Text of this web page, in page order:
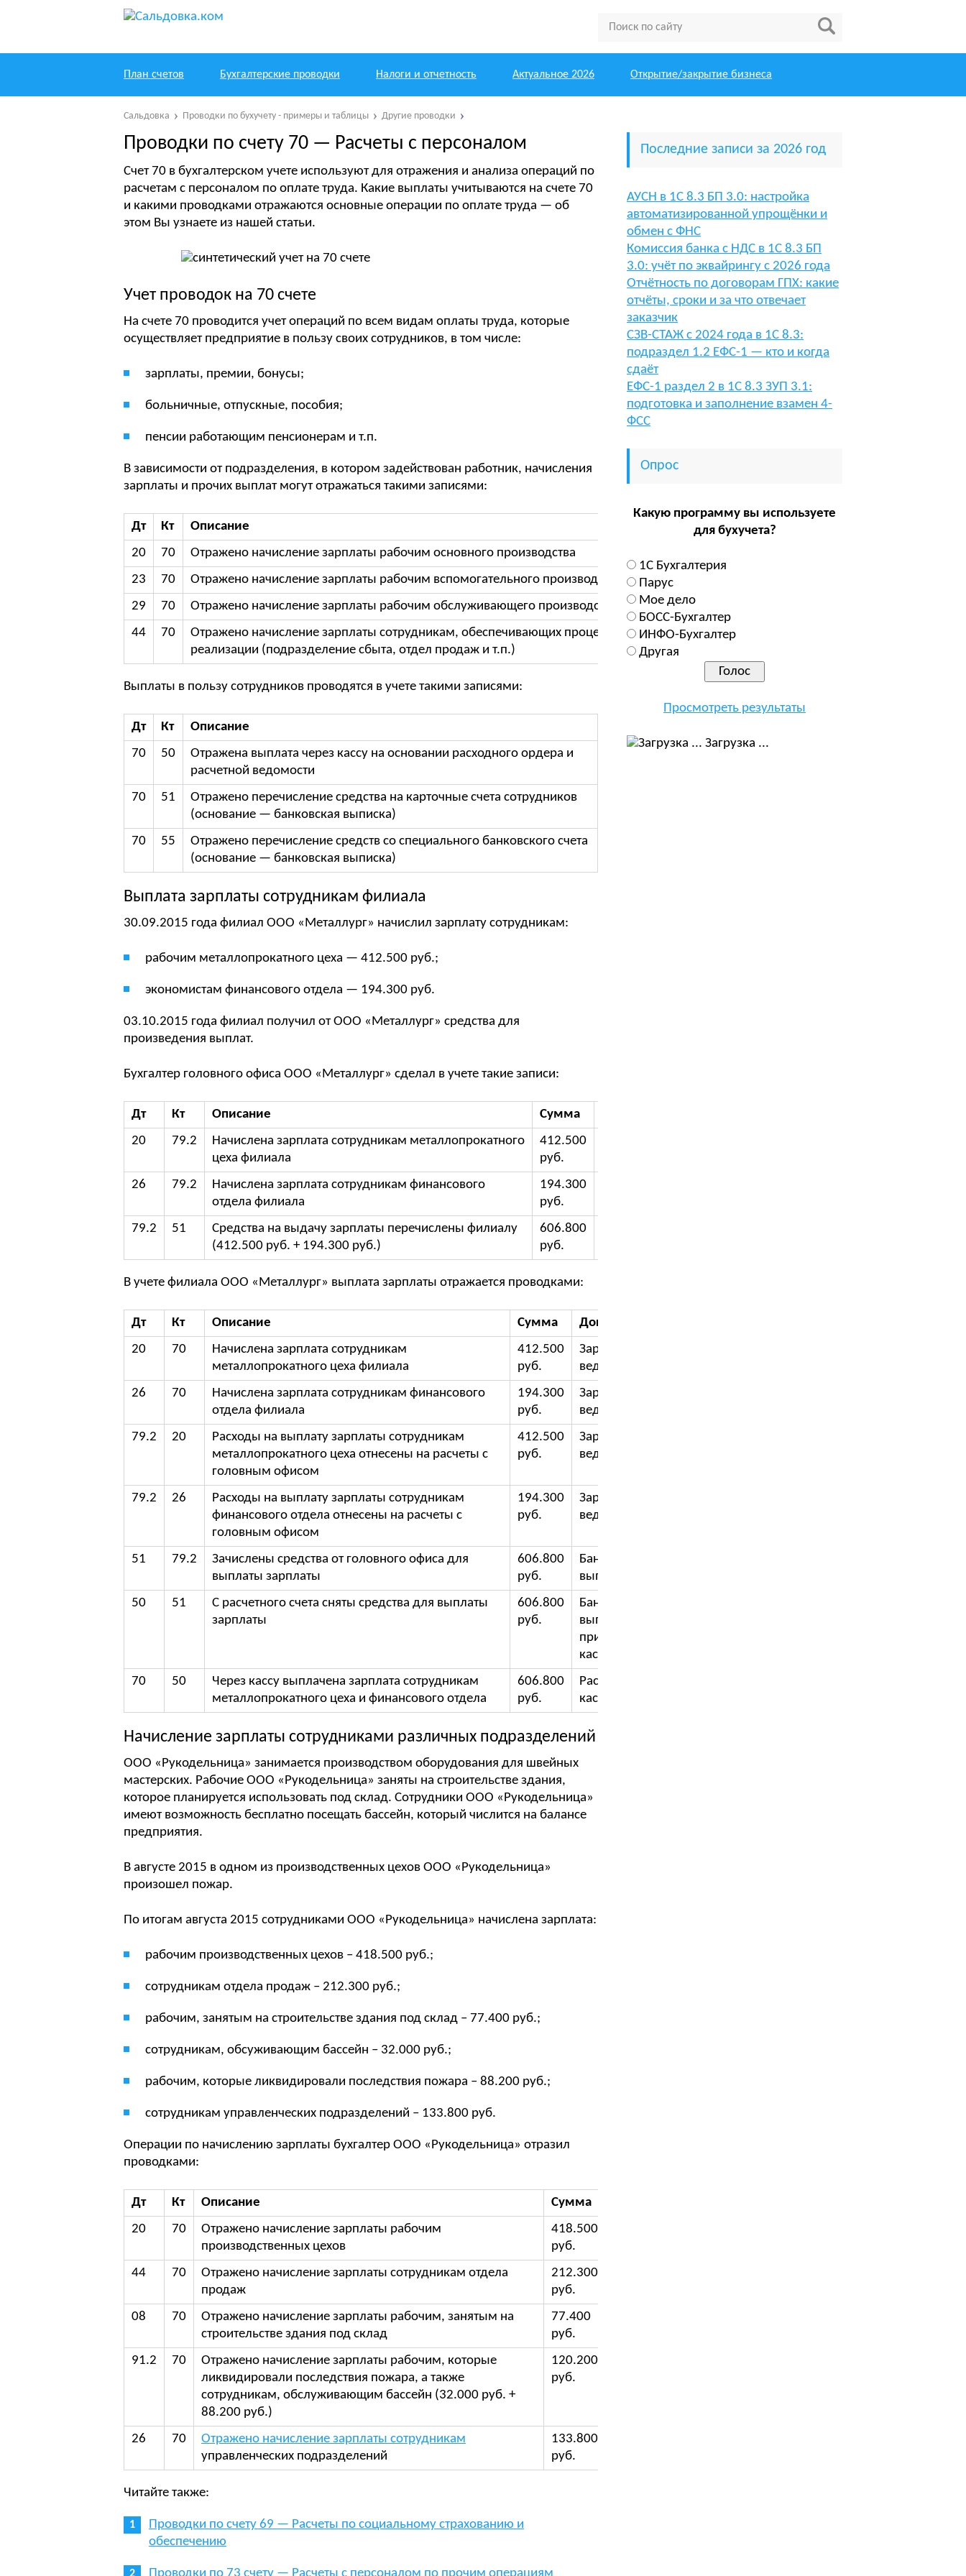
План счетов Бухгалтерские проводки Налоги и отчетность Актуальное 2026 Открытие/закрытие бизнеса
Сальдовка Проводки по бухучету - примеры и таблицы Другие проводки
Проводки по счету 70 — Расчеты с персоналом
Счет 70 в бухгалтерском учете используют для отражения и анализа операций по
расчетам с персоналом по оплате труда. Какие выплаты учитываются на счете 70
и какими проводками отражаются основные операции по оплате труда — об
этом Вы узнаете из нашей статьи.
Учет проводок на 70 счете
На счете 70 проводится учет операций по всем видам оплаты труда, которые
осуществляет предприятие в пользу своих сотрудников, в том числе:
зарплаты, премии, бонусы;
больничные, отпускные, пособия;
пенсии работающим пенсионерам и т.п.
В зависимости от подразделения, в котором задействован работник, начисления
зарплаты и прочих выплат могут отражаться такими записями:
Дт Кт
Описание
20
70
Отражено начисление зарплаты рабочим основного производства
23
70
Отражено начисление зарплаты рабочим вспомогательного производства
29
70
Отражено начисление зарплаты рабочим обслуживающего производства
44
70
Отражено начисление зарплаты сотрудникам, обеспечивающих процесс
реализации (подразделение сбыта, отдел продаж и т.п.)
Выплаты в пользу сотрудников проводятся в учете такими записями:
Дт Кт
Описание
70
50
Отражена выплата через кассу на основании расходного ордера и
расчетной ведомости
70
51
Отражено перечисление средства на карточные счета сотрудников
(основание — банковская выписка)
70
55
Отражено перечисление средств со специального банковского счета
(основание — банковская выписка)
Выплата зарплаты сотрудникам филиала
30.09.2015 года филиал ООО «Металлург» начислил зарплату сотрудникам:
рабочим металлопрокатного цеха — 412.500 руб.;
экономистам финансового отдела — 194.300 руб.
03.10.2015 года филиал получил от ООО «Металлург» средства для
произведения выплат.
Бухгалтер головного офиса ООО «Металлург» сделал в учете такие записи:
Дт Кт Описание Сумма
20
79.2
Начислена зарплата сотрудникам металлопрокатного
цеха филиала
412.500
руб.
26
79.2
Начислена зарплата сотрудникам финансового
отдела филиала
194.300
руб.
79.2
51
Средства на выдачу зарплаты перечислены филиалу
(412.500 руб. + 194.300 руб.)
606.800
руб.
В учете филиала ООО «Металлург» выплата зарплаты отражается проводками:
Дт Кт Описание Сумма
Документ
20
70
Начислена зарплата сотрудникам
металлопрокатного цеха филиала
412.500
руб.
Зарплатная
ведомость
26
70
Начислена зарплата сотрудникам финансового
отдела филиала
194.300
руб.
Зарплатная
ведомость
79.2
20
Расходы на выплату зарплаты сотрудникам
металлопрокатного цеха отнесены на расчеты с
головным офисом
412.500
руб.
Зарплатная
ведомость
79.2 26
Расходы на выплату зарплаты сотрудникам
финансового отдела отнесены на расчеты с
головным офисом
194.300
руб.
Зарплатная
ведомость
51 79.2
Зачислены средства от головного офиса для
выплаты зарплаты
606.800
руб.
Банковская
выписка
50
51
С расчетного счета сняты средства для выплаты
зарплаты
606.800
руб.
Банковская
выписка,
приходный
кассовый ордер
70
50
Через кассу выплачена зарплата сотрудникам
металлопрокатного цеха и финансового отдела
606.800
руб.
Расходный
кассовый ордер
Начисление зарплаты сотрудниками различных подразделений
ООО «Рукодельница» занимается производством оборудования для швейных
мастерских. Рабочие ООО «Рукодельница» заняты на строительстве здания,
которое планируется использовать под склад. Сотрудники ООО «Рукодельница»
имеют возможность бесплатно посещать бассейн, который числится на балансе
предприятия.
В августе 2015 в одном из производственных цехов ООО «Рукодельница»
произошел пожар.
По итогам августа 2015 сотрудниками ООО «Рукодельница» начислена зарплата:
рабочим производственных цехов – 418.500 руб.;
сотрудникам отдела продаж – 212.300 руб.;
рабочим, занятым на строительстве здания под склад – 77.400 руб.;
сотрудникам, обсуживающим бассейн – 32.000 руб.;
рабочим, которые ликвидировали последствия пожара – 88.200 руб.;
сотрудникам управленческих подразделений – 133.800 руб.
Операции по начислению зарплаты бухгалтер ООО «Рукодельница» отразил
проводками:
Дт Кт Описание Сумма
20
70
Отражено начисление зарплаты рабочим
производственных цехов
418.500
руб.
44
70
Отражено начисление зарплаты сотрудникам отдела
продаж
212.300
руб.
08
70
Отражено начисление зарплаты рабочим, занятым на
строительстве здания под склад
77.400
руб.
91.2
70
Отражено начисление зарплаты рабочим, которые
ликвидировали последствия пожара, а также
сотрудникам, обслуживающим бассейн (32.000 руб. +
88.200 руб.)
120.200
руб.
26 70
Отражено начисление зарплаты сотрудникам
управленческих подразделений
133.800
руб.
Читайте также:
Проводки по счету 69 — Расчеты по социальному страхованию и
обеспечению
Последние записи за 2026 год
АУСН в 1С 8.3 БП 3.0: настройка
автоматизированной упрощёнки и
обмен с ФНС
Комиссия банка с НДС в 1С 8.3 БП
3.0: учёт по эквайрингу с 2026 года
Отчётность по договорам ГПХ: какие
отчёты, сроки и за что отвечает
заказчик
СЗВ-СТАЖ с 2024 года в 1С 8.3:
подраздел 1.2 ЕФС-1 — кто и когда
сдаёт
ЕФС-1 раздел 2 в 1С 8.3 ЗУП 3.1:
подготовка и заполнение взамен 4-
ФСС
Опрос
Какую программу вы используете
для бухучета?
1С Бухгалтерия
Парус
Мое дело
БОСС-Бухгалтер
ИНФО-Бухгалтер
Другая
Просмотреть результаты
Загрузка ...